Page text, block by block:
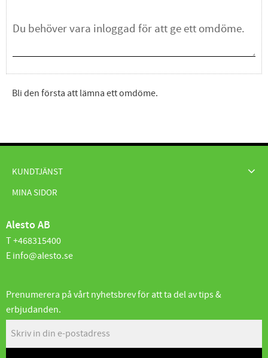
Bli den första att lämna ett omdöme.
KUNDTJÄNST
MINA SIDOR
Alesto AB
T +468315400
E info@alesto.se
Prenumerera på vårt nyhetsbrev för att ta del av tips &
erbjudanden.